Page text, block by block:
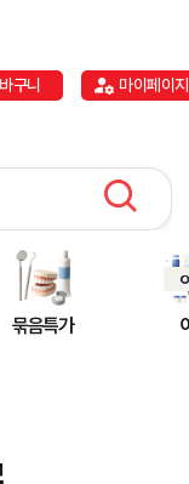
구니 마이페이지
묶음특가